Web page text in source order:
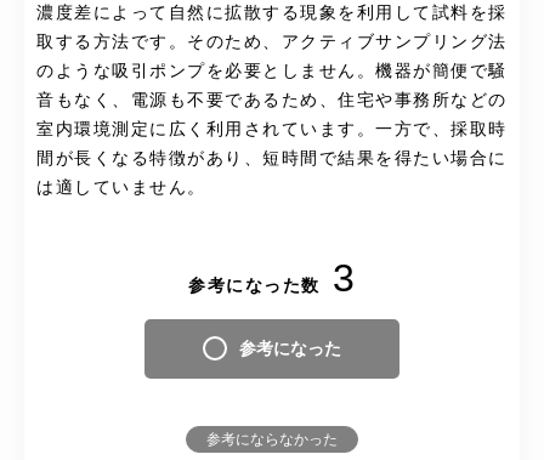
濃度差によって自然に拡散する現象を利用して試料を採
取する方法です。そのため、アクティブサンプリング法
のような吸引ポンプを必要としません。機器が簡便で騒
音もなく、電源も不要であるため、住宅や事務所などの
室内環境測定に広く利用されています。一方で、採取時
間が長くなる特徴があり、短時間で結果を得たい場合に
は適していません。
参考になった数 3
参考になった
参考にならなかった